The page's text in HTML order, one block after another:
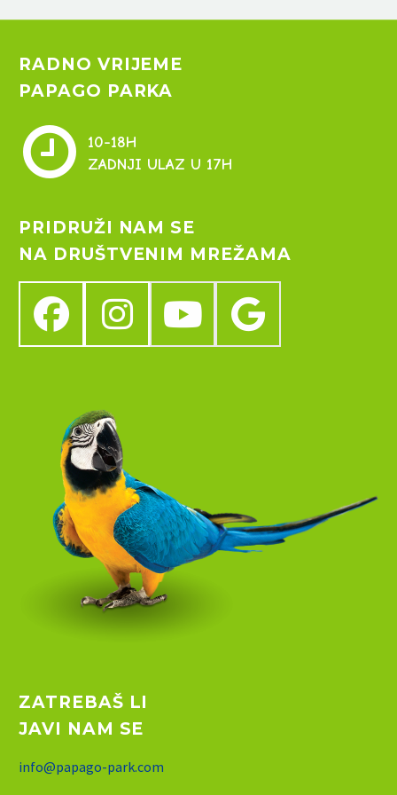
RADNO VRIJEME
PAPAGO PARKA


10-18H
ZADNJI ULAZ U 17H
PRIDRUŽI NAM SE
NA DRUŠTVENIM MREŽAMA
ZATREBAŠ LI
JAVI NAM SE
info@papago-park.com